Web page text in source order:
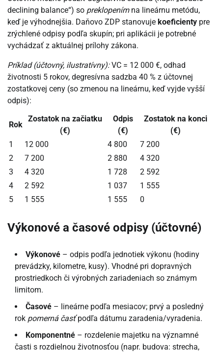
declining balance“) so preklopenímna lineárnu metódu,
keď je výhodnejšia. Daňovo ZDP stanovuje koeficienty pre
zrýchlené odpisy podľa skupín; pri aplikácii je potrebné
vychádzať z aktuálnej prílohy zákona.
Príklad (účtovný, ilustratívny):VC = 12 000 €, odhad
životnosti 5 rokov, degresívna sadzba 40 % z účtovnej
zostatkovej ceny (so zmenou na lineárnu, keď vyjde vyšší
odpis):
Rok
Zostatok na začiatku
(€)
Odpis
(€)
Zostatok na konci
(€)
1
12 000 4 800
7 200
2
7 200 2 880
4 320
3
4 320 1 728
2 592
4
2 592 1 037
1 555
5
1 555 1 555 0
Výkonové a časové odpisy (účtovné)
Výkonové – odpis podľa jednotiek výkonu (hodiny
prevádzky, kilometre, kusy). Vhodné pri dopravných
prostriedkoch či výrobných zariadeniach so známym
limitom.
Časové – lineárne podľa mesiacov; prvý a posledný
rok pomerná časťpodľa dátumu zaradenia/vyradenia.
Komponentné – rozdelenie majetku na významné
časti s rozdielnou životnosťou (napr. budova: strecha,